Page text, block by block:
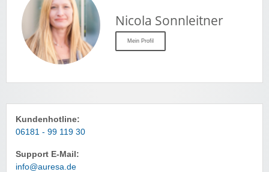
Nicola Sonnleitner
Mein Profil
Kundenhotline:
06181 - 99 119 30
Support E-Mail:
info@auresa.de